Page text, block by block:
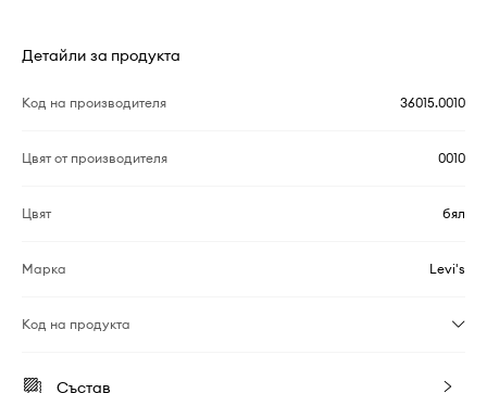
Детайли за продукта
Код на производителя 36015.0010
Цвят от производителя 0010
Цвят бял
Марка Levi's
Код на продукта
Състав